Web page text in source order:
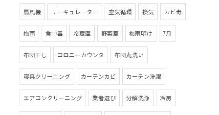
扇風機 サーキュレーター 空気循環 換気 カビ毒
梅雨 食中毒 冷蔵庫 野菜室 梅雨明け 7月
布団干し コロニーカウンタ 布団丸洗い
寝具クリーニング カーテンカビ カーテン洗濯
エアコンクリーニング 業者選び 分解洗浄 冷房